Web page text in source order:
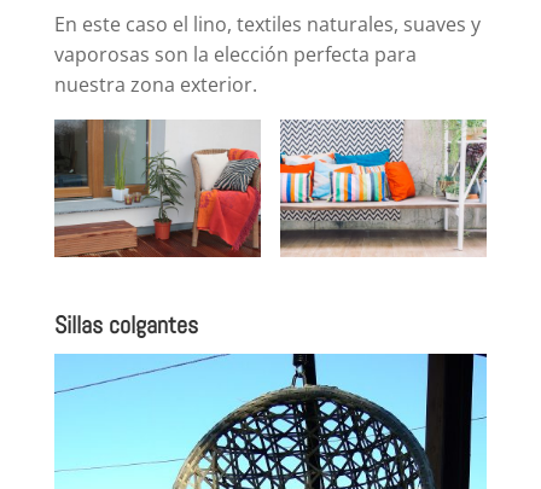
En este caso el lino, textiles naturales, suaves y
vaporosas son la elección perfecta para
nuestra zona exterior.
Sillas colgantes